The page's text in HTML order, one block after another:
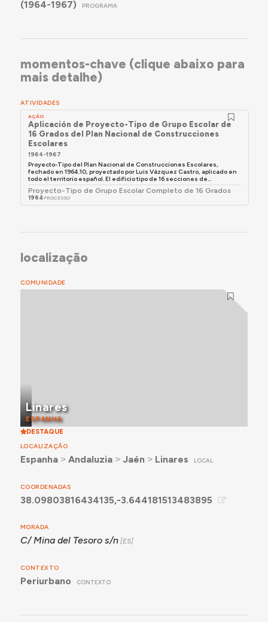
Las aulas se encontraban en las plantas superiores
baja vacía para creación de una galería de acceso.
del edificio escolar.
(1964-1967) PROGRAMA
momentos-chave (clique abaixo para
mais detalhe)
ATIVIDADES
AÇÃO
Aplicación de Proyecto-Tipo de Grupo Escolar de
16 Grados del Plan Nacional de Construcciones
Escolares
1964-1967
Proyecto-Tipo del Plan Nacional de Construcciones Escolares,
fechado en 1964.10, proyectado por Luis Vázquez Castro, aplicado en
todo el territorio español. El edificio tipo de 16 secciones de...
Proyecto-Tipo de Grupo Escolar Completo de 16 Grados
1964 PROCESSO
localização
COMUNIDADE
Linares
ESPANHA
DESTAQUE
LOCALIZAÇÃO
Espanha˃ Andaluzia˃ Jaén ˃ Linares LOCAL
COORDENADAS
38.09803816434135,-3.644181513483895
MORADA
C/ Mina del Tesoro s/n
CONTEXTO
Periurbano CONTEXTO